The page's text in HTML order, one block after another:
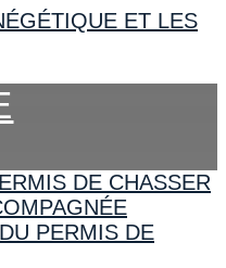
ET LES
DE CHASSER
PERMIS DE